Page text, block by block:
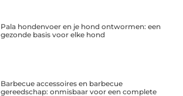
Pala hondenvoer en je hond ontwormen: een
gezonde basis voor elke hond
Barbecue accessoires en barbecue
gereedschap: onmisbaar voor een complete